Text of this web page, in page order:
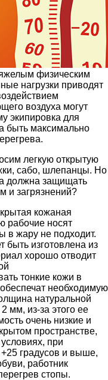
физическим
нагрузки приводят
воздуха могут
экипировка для
быть максимально
легкую открытую
сабо, шлепанцы. Но
должна защищать
и загрязнений?
кожаная
рабочие носят
в жару не подходит.
быть изготовлена из
хорошо отводит
тонкие кожи в
необходимую
натуральной
мм, из-за этого ее
очень низкие и
пространстве,
при
градусов и выше,
работник
стопы.